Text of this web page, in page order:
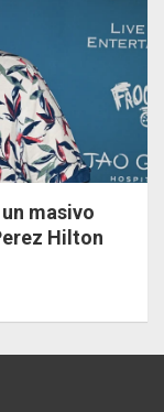
masivo
Hilton